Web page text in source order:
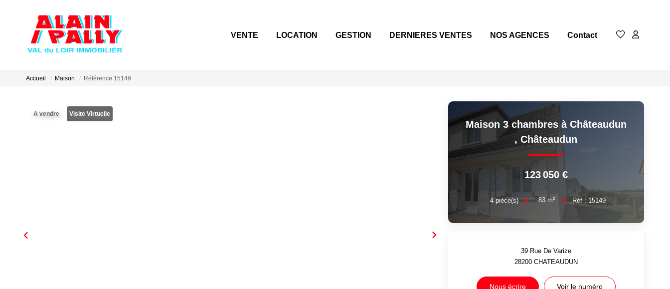
VENTE LOCATION GESTION DERNIERES VENTES NOS AGENCES Contact
Accueil Maison Référence 15149
A vendre Visite Virtuelle
Maison 3 chambres à Châteaudun
,Châteaudun
123 050 €
4pièce(s) 83m² Réf : 15149
39 Rue De Varize
28200 CHATEAUDUN
Nous écrire Voir le numéro